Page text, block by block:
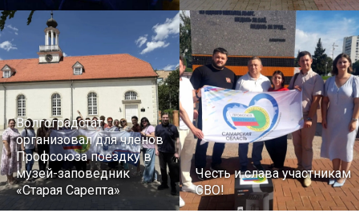
Волгоградстат
организовал для членов
Профсоюза поездку в
музей-заповедник
«Старая Сарепта»
Честь и слава участникам
СВО!